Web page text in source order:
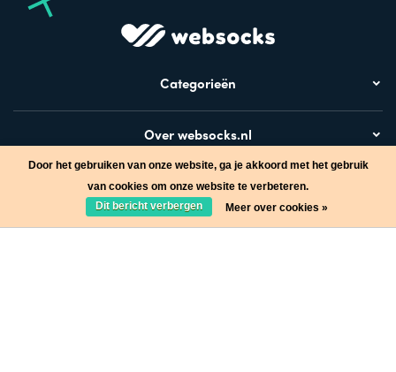
Categorieën
Over websocks.nl
Bezoek ook
Door het gebruiken van onze website, ga je akkoord met het gebruik
van cookies om onze website te verbeteren.
Dit bericht verbergen
Meer over cookies »